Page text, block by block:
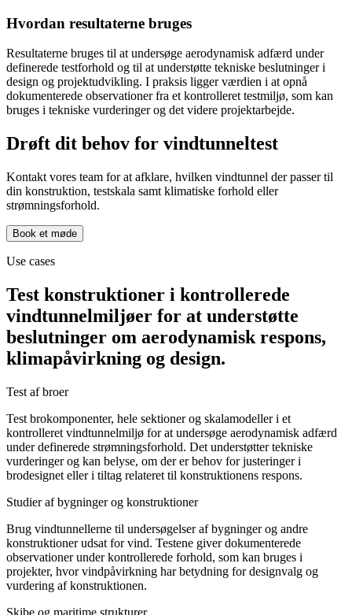
Hvordan resultaterne bruges
Resultaterne bruges til at undersøge aerodynamisk adfærd under
definerede testforhold og til at understøtte tekniske beslutninger i
design og projektudvikling. I praksis ligger værdien i at opnå
dokumenterede observationer fra et kontrolleret testmiljø, som kan
bruges i tekniske vurderinger og det videre projektarbejde.
Drøft dit behov for vindtunneltest
Kontakt vores team for at afklare, hvilken vindtunnel der passer til
din konstruktion, testskala samt klimatiske forhold eller
strømningsforhold.
Book et møde
Use cases
Test konstruktioner i kontrollerede
vindtunnelmiljøer for at understøtte
beslutninger om aerodynamisk respons,
klimapåvirkning og design.
Test af broer
Test brokomponenter, hele sektioner og skalamodeller i et
kontrolleret vindtunnelmiljø for at undersøge aerodynamisk adfærd
under definerede strømningsforhold. Det understøtter tekniske
vurderinger og kan belyse, om der er behov for justeringer i
brodesignet eller i tiltag relateret til konstruktionens respons.
Studier af bygninger og konstruktioner
Brug vindtunnellerne til undersøgelser af bygninger og andre
konstruktioner udsat for vind. Testene giver dokumenterede
observationer under kontrollerede forhold, som kan bruges i
projekter, hvor vindpåvirkning har betydning for designvalg og
vurdering af konstruktionen.
Skibe og maritime strukturer